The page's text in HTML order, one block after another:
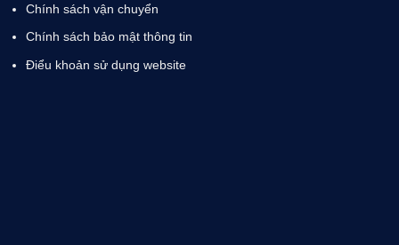
Chính sách vận chuyển
Chính sách bảo mật thông tin
Điểu khoản sử dụng website